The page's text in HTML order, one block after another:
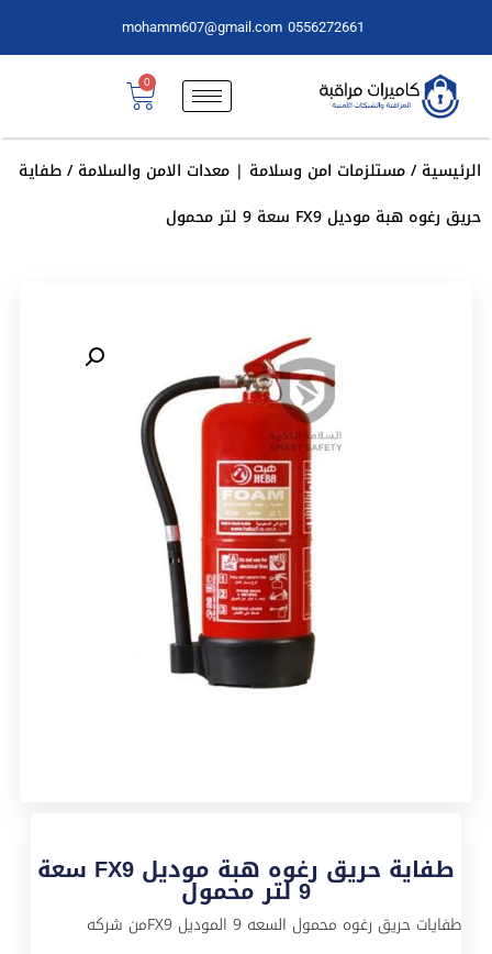
0556272661
mohamm607@gmail.com
0
الرئيسية/مستلزمات امن وسلامة | معدات الامن والسلامة/ طفاية
حريق رغوه هبة موديل FX9 سعة 9 لتر محمول
طفاية حريق رغوه هبة موديل FX9 سعة
9 لتر محمول
طفايات حريق رغوه محمول السعه 9 الموديل FX9من شركه